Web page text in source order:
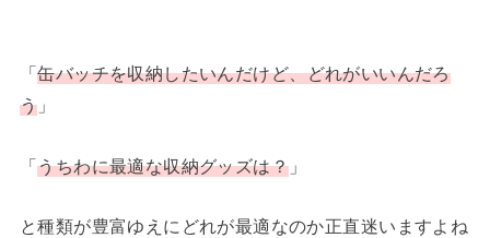
「缶バッチを収納したいんだけど、どれがいいんだろ
う 」
「うちわに最適な収納グッズは？ 」
と種類が豊富ゆえにどれが最適なのか正直迷いますよね